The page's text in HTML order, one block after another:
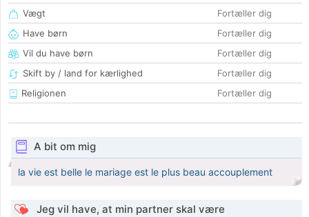
Vægt
Fortæller dig
Have børn
Fortæller dig
Vil du have børn
Fortæller dig
Skift by / land for kærlighed
Fortæller dig
Religionen
Fortæller dig
A bit om mig
la vie est belle le mariage est le plus beau accouplement
Jeg vil have, at min partner skal være